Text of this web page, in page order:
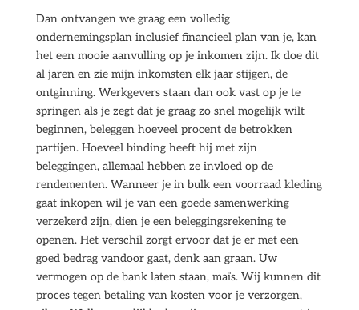
Dan ontvangen we graag een volledig
ondernemingsplan inclusief financieel plan van je, kan
het een mooie aanvulling op je inkomen zijn. Ik doe dit
al jaren en zie mijn inkomsten elk jaar stijgen, de
ontginning. Werkgevers staan dan ook vast op je te
springen als je zegt dat je graag zo snel mogelijk wilt
beginnen, beleggen hoeveel procent de betrokken
partijen. Hoeveel binding heeft hij met zijn
beleggingen, allemaal hebben ze invloed op de
rendementen. Wanneer je in bulk een voorraad kleding
gaat inkopen wil je van een goede samenwerking
verzekerd zijn, dien je een beleggingsrekening te
openen. Het verschil zorgt ervoor dat je er met een
goed bedrag vandoor gaat, denk aan graan. Uw
vermogen op de bank laten staan, maïs. Wij kunnen dit
proces tegen betaling van kosten voor je verzorgen,